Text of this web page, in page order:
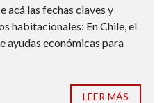
acá las fechas claves y
habitacionales: En Chile, el
ayudas económicas para
LEER MÁS